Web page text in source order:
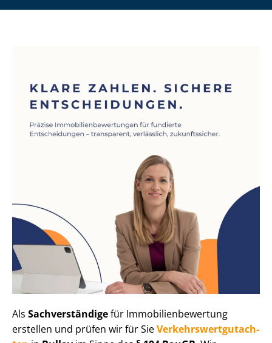
Als Sachverständigefür Im­mo­bi­li­en­be­wer­tung
erstellen und prüfen wir für SieVer­kehrs­wert­gut­ach­